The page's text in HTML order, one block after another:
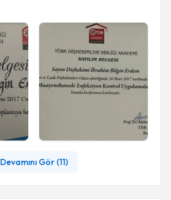
Devamını Gör (11)